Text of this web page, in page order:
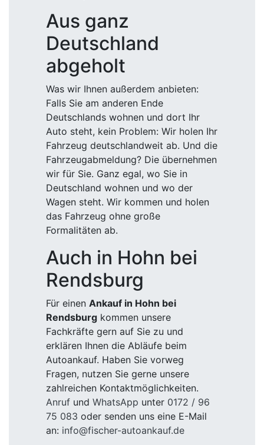
Aus ganz
Deutschland
abgeholt
Was wir Ihnen außerdem anbieten:
Falls Sie am anderen Ende
Deutschlands wohnen und dort Ihr
Auto steht, kein Problem: Wir holen Ihr
Fahrzeug deutschlandweit ab. Und die
Fahrzeugabmeldung? Die übernehmen
wir für Sie. Ganz egal, wo Sie in
Deutschland wohnen und wo der
Wagen steht. Wir kommen und holen
das Fahrzeug ohne große
Formalitäten ab.
Auch in Hohn bei
Rendsburg
Für einen Ankauf in Hohn bei
Rendsburg kommen unsere
Fachkräfte gern auf Sie zu und
erklären Ihnen die Abläufe beim
Autoankauf. Haben Sie vorweg
Fragen, nutzen Sie gerne unsere
zahlreichen Kontaktmöglichkeiten.
Anruf und WhatsApp unter 0172 / 96
75 083 oder senden uns eine E-Mail
an: info@fischer-autoankauf.de